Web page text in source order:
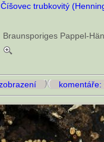
Číšovec trubkovitý
Braunsporiges Pappel-